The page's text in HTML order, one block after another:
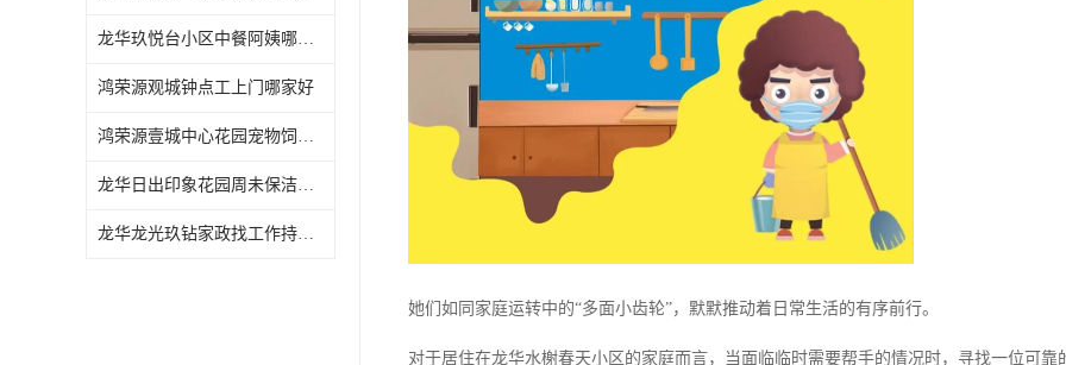
龙华玖悦台小区中餐阿姨哪家好
鸿荣源观城钟点工上门哪家好
鸿荣源壹城中心花园宠物饲养上门服务哪家好
龙华日出印象花园周未保洁持证上岗
龙华龙光玖钻家政找工作持证上岗
她们如同家庭运转中的“多面小齿轮”，默默推动着日常生活的有序前行。
对于居住在龙华水榭春天小区的家庭而言，当面临临时需要帮手的情况时，寻找一位可靠